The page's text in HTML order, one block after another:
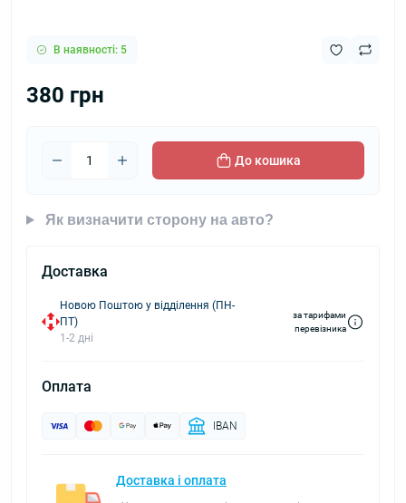
В наявності: 5
380 грн
До кошика
Як визначити сторону на авто?
Доставка
Новою Поштою у відділення (ПН-
ПТ)
1-2 дні
за тарифами
перевізника
Оплата
IBAN
Доставка і оплата